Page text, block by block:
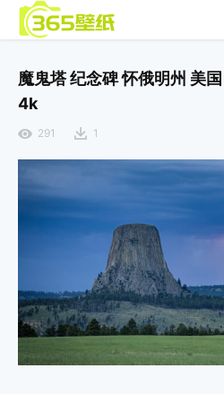
魔鬼塔 纪念碑 怀俄明州 美
4k
291 1